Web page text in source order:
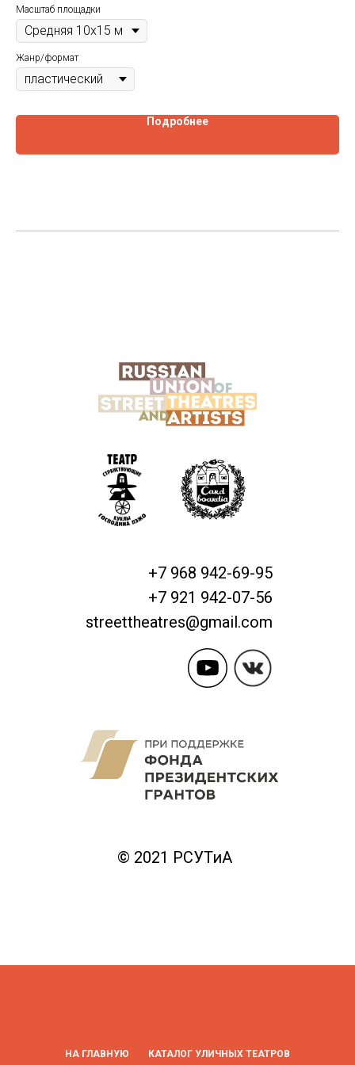
Масштаб площадки
Жанр/формат
Подробнее
+7 968 942-69-95
+7 921 942-07-56
streettheatres@gmail.com
© 2021 РСУТиА
НА ГЛАВНУЮ КАТАЛОГ УЛИЧНЫХ ТЕАТРОВ